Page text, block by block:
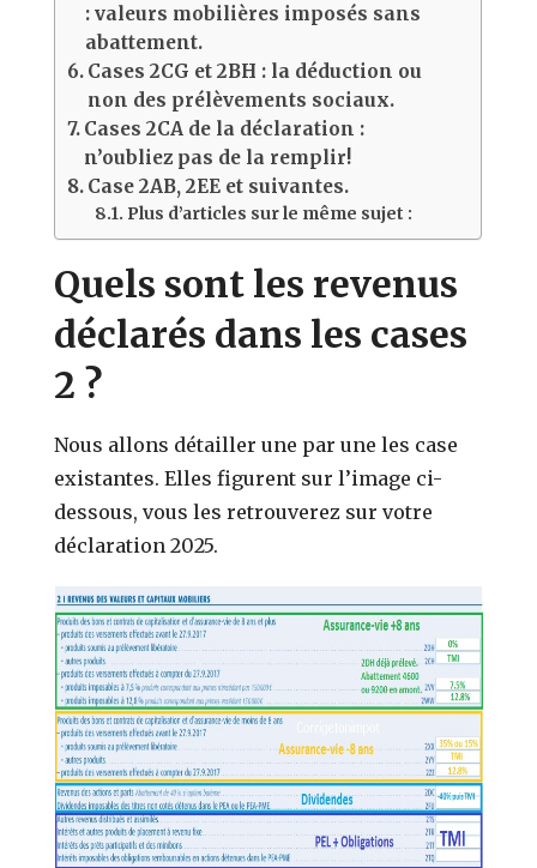
: valeurs mobilières imposés sans
abattement.
Cases 2CG et 2BH : la déduction ou
non des prélèvements sociaux.
Cases 2CA de la déclaration :
n’oubliez pas de la remplir!
Case 2AB, 2EE et suivantes.
Plus d’articles sur le même sujet :
Quels sont les revenus
déclarés dans les cases
2 ?
Nous allons détailler une par une les case
existantes. Elles figurent sur l’image ci-
dessous, vous les retrouverez sur votre
déclaration 2025.